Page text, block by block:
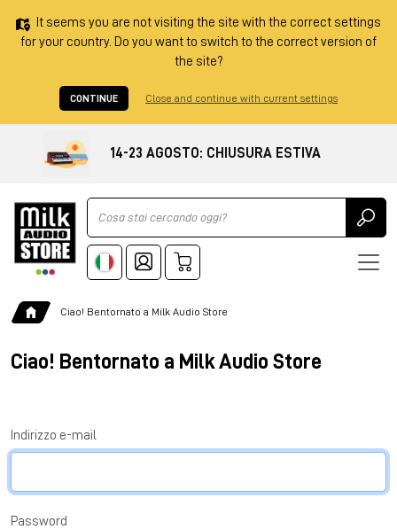
It seems you are not visiting the site with the correct settings
for your country. Do you want to switch to the correct version of
the site?
CONTINUE Close and continue with current settings
14-23 AGOSTO: CHIUSURA ESTIVA
Ricerca
Ciao! Bentornato a Milk Audio Store
Ciao! Bentornato a Milk Audio Store
Indirizzo e-mail
Password